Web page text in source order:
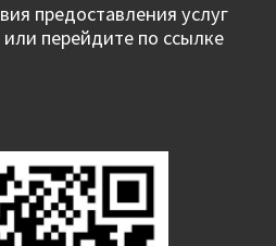
предоставления услуг
перейдите по ссылке